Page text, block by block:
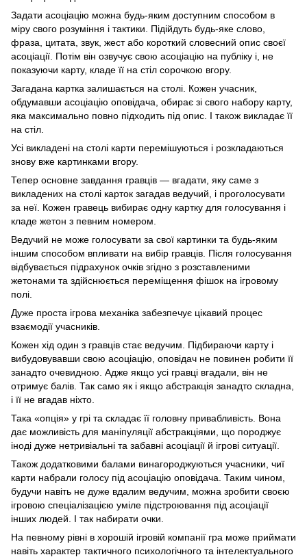
Задати асоціацію можна будь-яким доступним способом в
міру свого розуміння і тактики. Підійдуть будь-яке слово,
фраза, цитата, звук, жест або короткий словесний опис своєї
асоціації. Потім він озвучує свою асоціацію на публіку і, не
показуючи карту, кладе її на стіл сорочкою вгору.
Загадана картка залишається на столі. Кожен учасник,
обдумавши асоціацію оповідача, обирає зі свого набору карту,
яка максимально повно підходить під опис. І також викладає її
на стіл.
Усі викладені на столі карти перемішуються і розкладаються
знову вже картинками вгору.
Тепер основне завдання гравців — вгадати, яку саме з
викладених на столі карток загадав ведучий, і проголосувати
за неї. Кожен гравець вибирає одну картку для голосування і
кладе жетон з певним номером.
Ведучий не може голосувати за свої картинки та будь-яким
іншим способом впливати на вибір гравців. Після голосування
відбувається підрахунок очків згідно з розставленими
жетонами та здійснюється переміщення фішок на ігровому
полі.
Дуже проста ігрова механіка забезпечує цікавий процес
взаємодії учасників.
Кожен хід один з гравців стає ведучим. Підбираючи карту і
вибудовувавши свою асоціацію, оповідач не повинен робити її
занадто очевидною. Адже якщо усі гравці вгадали, він не
отримує балів. Так само як і якщо абстракція занадто складна,
і її не вгадав ніхто.
Така «опція» у грі та складає її головну привабливість. Вона
дає можливість для маніпуляції абстракціями, що породжує
іноді дуже нетривіальні та забавні асоціації й ігрові ситуації.
Також додатковими балами винагороджуються учасники, чиї
карти набрали голосу під асоціацію оповідача. Таким чином,
будучи навіть не дуже вдалим ведучим, можна зробити своєю
ігровою спеціалізацією уміле підстроювання під асоціації
інших людей. І так набирати очки.
На певному рівні в хорошій ігровій компанії гра може приймати
навіть характер тактичного психологічного та інтелектуального